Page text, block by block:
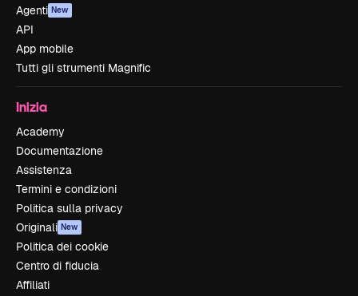
Agenti New
API
App mobile
Tutti gli strumenti Magnific
Inizia
Academy
Documentazione
Assistenza
Termini e condizioni
Politica sulla privacy
Originali New
Politica dei cookie
Centro di fiducia
Affiliati